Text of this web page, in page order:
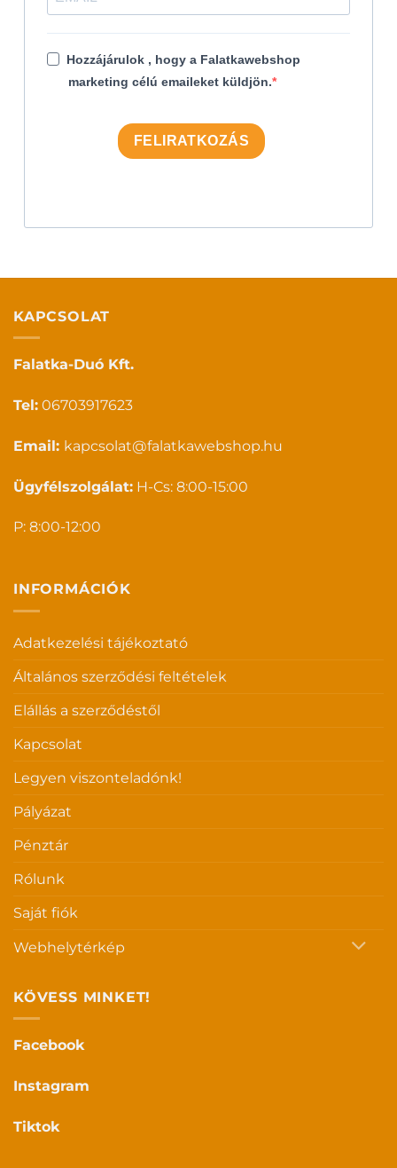
Hozzájárulok , hogy a Falatkawebshop
marketing célú emaileket küldjön.
FELIRATKOZÁS
KAPCSOLAT
Falatka-Duó Kft.
Tel: 06703917623
Email: kapcsolat@falatkawebshop.hu
Ügyfélszolgálat: H-Cs: 8:00-15:00
P: 8:00-12:00
INFORMÁCIÓK
Adatkezelési tájékoztató
Általános szerződési feltételek
Elállás a szerződéstől
Kapcsolat
Legyen viszonteladónk!
Pályázat
Pénztár
Rólunk
Saját fiók
Webhelytérkép
KÖVESS MINKET!
Facebook
Instagram
Tiktok